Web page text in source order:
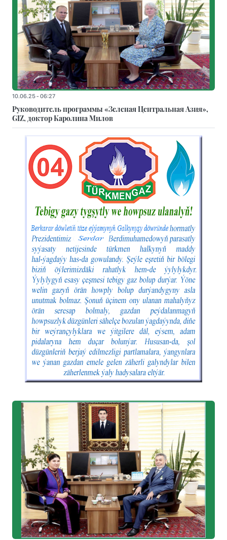
10.06.25 - 06:27
Руководитель программы «Зеленая Центральная Азия»,
GIZ, доктор Каролина Милов